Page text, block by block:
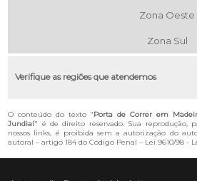
Zona Oeste
Zona Sul
Verifique as regiões que atendemos
O conteúdo do texto "Porta de Correr em
Jundiaí" é de direito reservado. Sua reprodução,
nossos links, é proibida sem a autorização do
autoral – artigo 184 do Código Penal – Lei 9610/98 -